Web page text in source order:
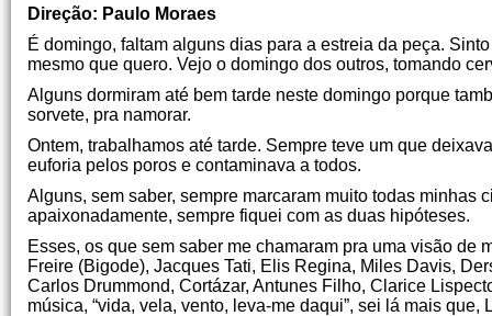
Direção: Paulo Moraes
É domingo, faltam alguns dias para a estreia da peça.
mesmo que quero. Vejo o domingo dos outros, tomando
Alguns dormiram até bem tarde neste domingo porque
sorvete, pra namorar.
Ontem, trabalhamos até tarde. Sempre teve um que
euforia pelos poros e contaminava a todos.
Alguns, sem saber, sempre marcaram muito todas
apaixonadamente, sempre fiquei com as duas hipóteses.
Esses, os que sem saber me chamaram pra uma visão de
Freire (Bigode), Jacques Tati, Elis Regina, Miles Davis,
Carlos Drummond, Cortázar, Antunes Filho, Clarice
música, “vida, vela, vento, leva-me daqui”, sei lá mais